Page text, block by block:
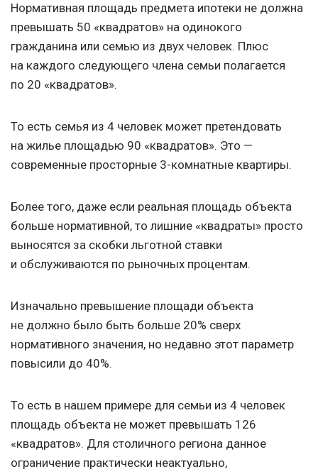
Нормативная площадь предмета ипотеки не должна
превышать 50 «квадратов» на одинокого
гражданина или семью из двух человек. Плюс
на каждого следующего члена семьи полагается
по 20 «квадратов».
То есть семья из 4 человек может претендовать
на жилье площадью 90 «квадратов». Это —
современные просторные 3-комнатные квартиры.
Более того, даже если реальная площадь объекта
больше нормативной, то лишние «квадраты» просто
выносятся за скобки льготной ставки
и обслуживаются по рыночных процентам.
Изначально превышение площади объекта
не должно было быть больше 20% сверх
нормативного значения, но недавно этот параметр
повысили до 40%.
То есть в нашем примере для семьи из 4 человек
площадь объекта не может превышать 126
«квадратов». Для столичного региона данное
ограничение практически неактуально,